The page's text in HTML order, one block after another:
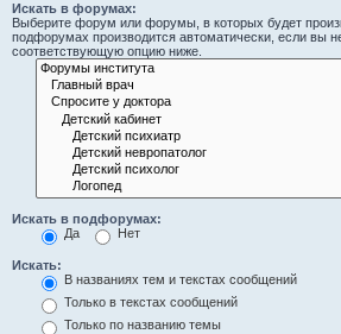
Искать в форумах:
Выберите форум или форумы, в которых будет
подфорумах производится автоматически, если вы
соответствующую опцию ниже.
Искать в подфорумах:
Да
Нет
Искать:
В названиях тем и текстах сообщений
Только в текстах сообщений
Только по названию темы